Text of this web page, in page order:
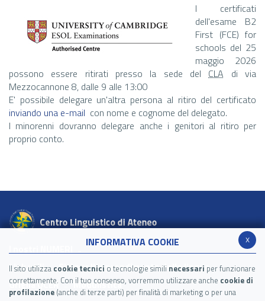
I certificati
dell'esame B2
First (FCE) for
schools del 25
maggio 2026
possono essere ritirati presso la sede del CLA di via
Mezzocannone 8, dalle 9 alle 13:00
E' possibile delegare un'altra persona al ritiro del certificato
inviando una e-mail con nome e cognome del delegato.
I minorenni dovranno delegare anche i genitori al ritiro per
proprio conto.
Link utili
Siti per l'apprendimento delle lingue
Griglia QCER
Modulistica
x
INFORMATIVA COOKIE
Il sito utilizza cookie tecnici o tecnologie simili necessari per funzionare
correttamente. Con il tuo consenso, vorremmo utilizzare anche cookie di
profilazione (anche di terze parti) per finalità di marketing o per una